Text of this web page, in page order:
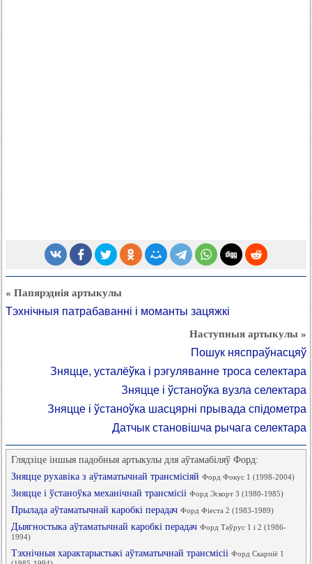
« Папярэднія артыкулы
Тэхнічныя патрабаванні і моманты зацяжкі
Наступныя артыкулы »
Пошук няспраўнасцяў
Зняцце, усталёўка і рэгуляванне троса селектара
Зняцце і ўстаноўка вузла селектара
Зняцце і ўстаноўка шасцярні прывада спідометра
Датчык становішча рычага селектара
Глядзіце іншыя падобныя артыкулы для аўтамабіляў Форд:
Зняцце рухавіка з аўтаматычнай трансмісіяй Форд Фокус 1 (1998-2004)
Зняцце і ўстаноўка механічнай трансмісіі Форд Эскорт 3 (1980-1985)
Прылада аўтаматычнай каробкі перадач Форд Фіеста 2 (1983-1989)
Дыягностыка аўтаматычнай каробкі перадач Форд Таўрус 1 і 2 (1986-
1994)
Тэхнічныя характарыстыкі аўтаматычнай трансмісіі Форд Скарпіё 1